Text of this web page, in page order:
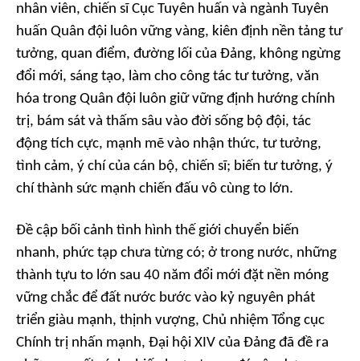
nhân viên, chiến sĩ Cục Tuyên huấn và ngành Tuyên
huấn Quân đội luôn vững vàng, kiên định nền tảng tư
tưởng, quan điểm, đường lối của Đảng, không ngừng
đổi mới, sáng tạo, làm cho công tác tư tưởng, văn
hóa trong Quân đội luôn giữ vững định hướng chính
trị, bám sát và thấm sâu vào đời sống bộ đội, tác
động tích cực, mạnh mẽ vào nhận thức, tư tưởng,
tình cảm, ý chí của cán bộ, chiến sĩ; biến tư tưởng, ý
chí thành sức mạnh chiến đấu vô cùng to lớn.
Đề cập bối cảnh tình hình thế giới chuyển biến
nhanh, phức tạp chưa từng có; ở trong nước, những
thành tựu to lớn sau 40 năm đổi mới đặt nền móng
vững chắc để đất nước bước vào kỷ nguyên phát
triển giàu mạnh, thịnh vượng, Chủ nhiệm Tổng cục
Chính trị nhấn mạnh, Đại hội XIV của Đảng đã đề ra